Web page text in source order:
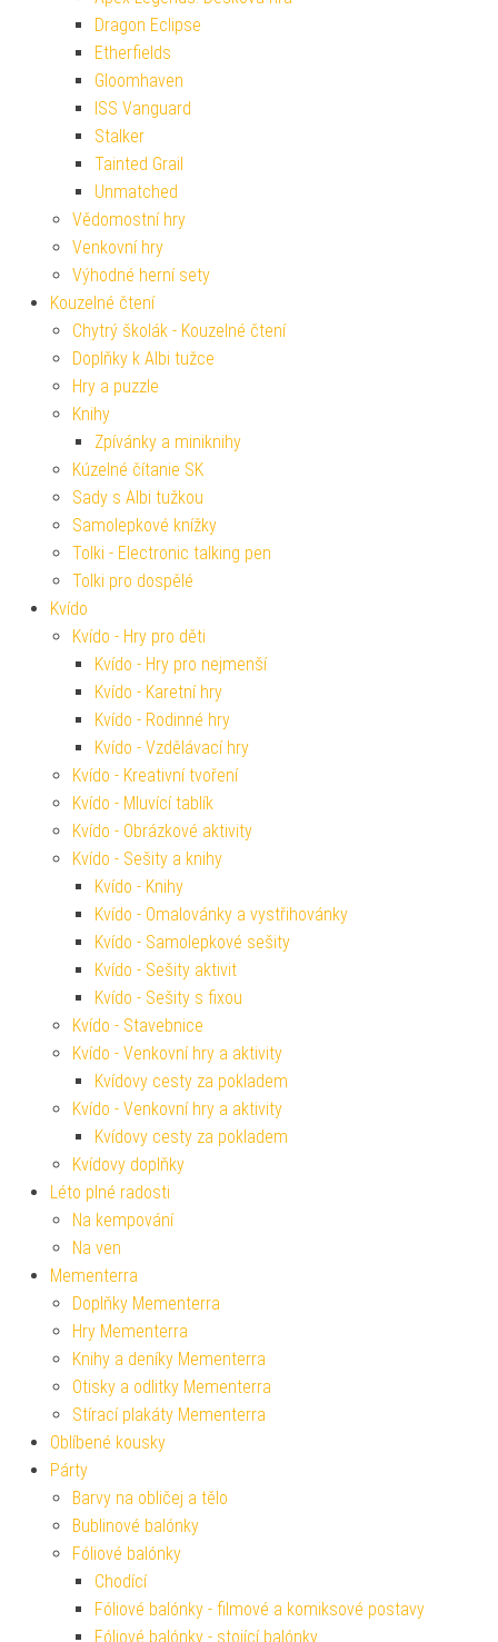
Dragon Eclipse
Etherfields
Gloomhaven
ISS Vanguard
Stalker
Tainted Grail
Unmatched
Vědomostní hry
Venkovní hry
Výhodné herní sety
Kouzelné čtení
Chytrý školák - Kouzelné čtení
Doplňky k Albi tužce
Hry a puzzle
Knihy
Zpívánky a miniknihy
Kúzelné čítanie SK
Sady s Albi tužkou
Samolepkové knížky
Tolki - Electronic talking pen
Tolki pro dospělé
Kvído
Kvído - Hry pro děti
Kvído - Hry pro nejmenší
Kvído - Karetní hry
Kvído - Rodinné hry
Kvído - Vzdělávací hry
Kvído - Kreativní tvoření
Kvído - Mluvící tablík
Kvído - Obrázkové aktivity
Kvído - Sešity a knihy
Kvído - Knihy
Kvído - Omalovánky a vystřihovánky
Kvído - Samolepkové sešity
Kvído - Sešity aktivit
Kvído - Sešity s fixou
Kvído - Stavebnice
Kvído - Venkovní hry a aktivity
Kvídovy cesty za pokladem
Kvído - Venkovní hry a aktivity
Kvídovy cesty za pokladem
Kvídovy doplňky
Léto plné radosti
Na kempování
Na ven
Mementerra
Doplňky Mementerra
Hry Mementerra
Knihy a deníky Mementerra
Otisky a odlitky Mementerra
Stírací plakáty Mementerra
Oblíbené kousky
Párty
Barvy na obličej a tělo
Bublinové balónky
Fóliové balónky
Chodící
Fóliové balónky - filmové a komiksové postavy
Fóliové balónky - stojící balónky